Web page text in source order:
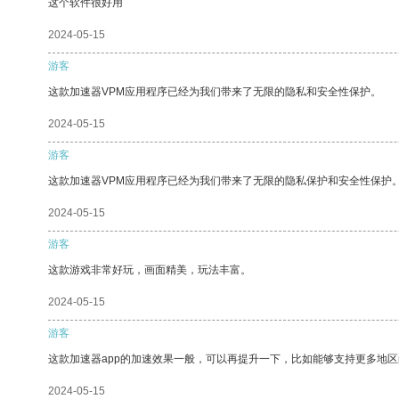
这个软件很好用
2024-05-15
游客
这款加速器VPM应用程序已经为我们带来了无限的隐私和安全性保护。
2024-05-15
游客
这款加速器VPM应用程序已经为我们带来了无限的隐私保护和安全性保护。
2024-05-15
游客
这款游戏非常好玩，画面精美，玩法丰富。
2024-05-15
游客
这款加速器app的加速效果一般，可以再提升一下，比如能够支持更多地区
2024-05-15